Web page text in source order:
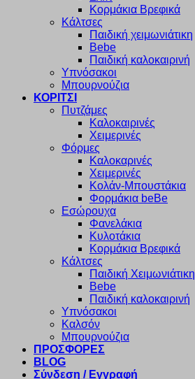
Κορμάκια Βρεφικά
Κάλτσες
Παιδική χειμωνιάτικη
Bebe
Παιδική καλοκαιρινή
Υπνόσακοι
Μπουρνούζια
ΚΟΡΙΤΣΙ
Πυτζάμες
Καλοκαιρινές
Χειμερινές
Φόρμες
Καλοκαρινές
Χειμερινές
Κολάν-Μπουστάκια
Φορμάκια beBe
Εσώρουχα
Φανελάκια
Κυλοτάκια
Κορμάκια Βρεφικά
Κάλτσες
Παιδική Χειμωνιάτικη
Bebe
Παιδική καλοκαιρινή
Υπνόσακοι
Καλσόν
Μπουρνούζια
ΠΡΟΣΦΟΡΕΣ
BLOG
Σύνδεση / Εγγραφή